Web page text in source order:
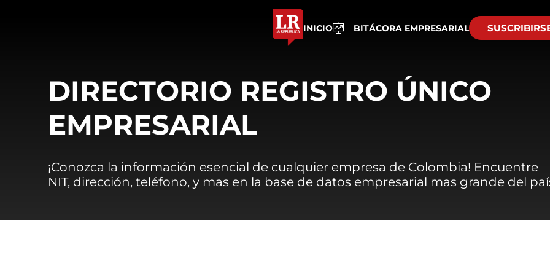
INICIO BITÁCORA EMPRESARIAL
DIRECTORIO REGISTRO ÚNICO
EMPRESARIAL
¡Conozca la información esencial de cualquier empresa de Colombia! Encuentre
NIT, dirección, teléfono, y mas en la base de datos empresarial mas grande del